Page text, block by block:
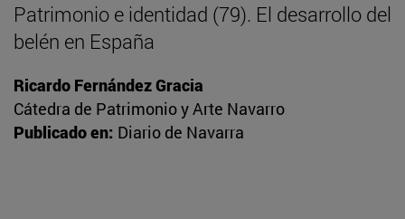
Patrimonio e identidad (79). El desarrollo del
belén en España
Ricardo Fernández Gracia
Cátedra de Patrimonio y Arte Navarro
Publicado en: Diario de Navarra